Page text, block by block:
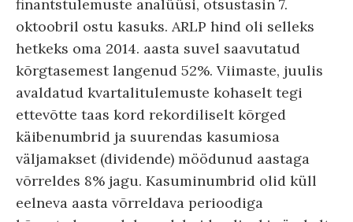
finantstulemuste analüüsi, otsustasin 7.
oktoobril ostu kasuks. ARLP hind oli selleks
hetkeks oma 2014. aasta suvel saavutatud
kõrgtasemest langenud 52%. Viimaste, juulis
avaldatud kvartalitulemuste kohaselt tegi
ettevõtte taas kord rekordiliselt kõrged
käibenumbrid ja suurendas kasumiosa
väljamakset (dividende) möödunud aastaga
võrreldes 8% jagu. Kasuminumbrid olid küll
eelneva aasta võrreldava perioodiga